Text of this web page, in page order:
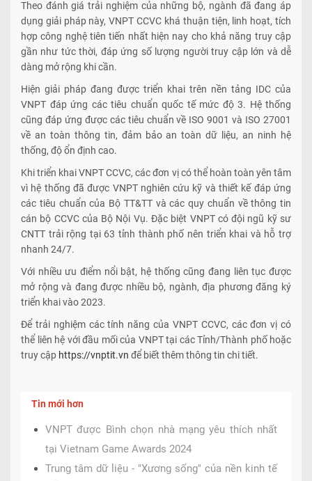
Theo đánh giá trải nghiệm của những bộ, ngành đã đang áp
dụng giải pháp này, VNPT CCVC khá thuận tiện, linh hoạt, tích
hợp công nghệ tiên tiến nhất hiện nay cho khả năng truy cập
gần như tức thời, đáp ứng số lượng người truy cập lớn và dễ
dàng mở rộng khi cần.
Hiện giải pháp đang được triển khai trên nền tảng IDC của
VNPT đáp ứng các tiêu chuẩn quốc tế mức độ 3. Hệ thống
cũng đáp ứng được các tiêu chuẩn về ISO 9001 và ISO 27001
về an toàn thông tin, đảm bảo an toàn dữ liệu, an ninh hệ
thống, độ ổn định cao.
Khi triển khai VNPT CCVC, các đơn vị có thể hoàn toàn yên tâm
vì hệ thống đã được VNPT nghiên cứu kỹ và thiết kế đáp ứng
các tiêu chuẩn của Bộ TT&TT và các quy chuẩn về thông tin
cán bộ CCVC của Bộ Nội Vụ. Đặc biệt VNPT có đội ngũ kỹ sư
CNTT trải rộng tại 63 tỉnh thành phố nên triển khai và hỗ trợ
nhanh 24/7.
Với nhiều ưu điểm nổi bật, hệ thống cũng đang liên tục được
mở rộng và đang được nhiều bộ, ngành, địa phương đăng ký
triển khai vào 2023.
Để trải nghiệm các tính năng của VNPT CCVC, các đơn vị có
thể liên hệ với đầu mối của VNPT tại các Tỉnh/Thành phố hoặc
truy cập https://vnptit.vn để biết thêm thông tin chi tiết.
Tin mới hơn
VNPT được Bình chọn nhà mạng yêu thích nhất
tại Vietnam Game Awards 2024
Trung tâm dữ liệu - "Xương sống" của nền kinh tế